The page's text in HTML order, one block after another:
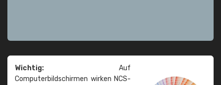
Wichtig: Auf
Computerbildschirmen wirken NCS-